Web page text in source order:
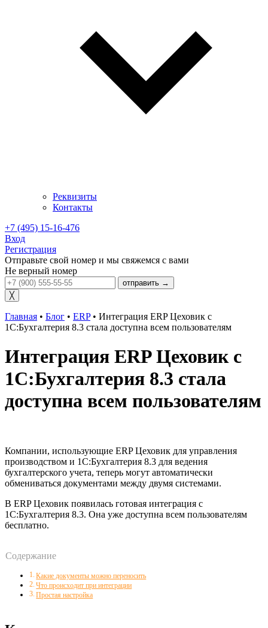
Реквизиты
Контакты
+7 (495) 15-16-476
Вход
Регистрация
Отправьте свой номер и мы свяжемся с вами
Не верный номер
отправить →
╳
Главная • Блог • ERP• Интеграция ERP Цеховик с
1С:Бухгалтерия 8.3 стала доступна всем пользователям
Интеграция ERP Цеховик с
1С:Бухгалтерия 8.3 стала
доступна всем пользователям
Компании, использующие ERP Цеховик для управления
производством и 1С:Бухгалтерия 8.3 для ведения
бухгалтерского учета, теперь могут автоматически
обмениваться документами между двумя системами.
В ERP Цеховик появилась готовая интеграция с
1С:Бухгалтерия 8.3. Она уже доступна всем пользователям
бесплатно.
Содержание
Какие документы можно переносить
Что происходит при интеграции
Простая настройка